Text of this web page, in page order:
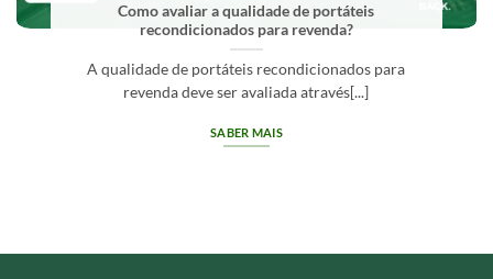
Como avaliar a qualidade de portáteis
recondicionados para revenda?
A qualidade de portáteis recondicionados para
revenda deve ser avaliada através[...]
SABER MAIS